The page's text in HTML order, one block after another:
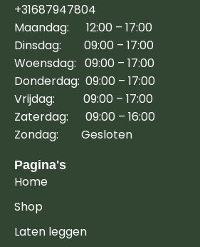
+31687947804
Maandag: 12:00 – 17:00
Dinsdag: 09:00 – 17:00
Woensdag: 09:00 – 17:00
Donderdag: 09:00 – 17:00
Vrijdag: 09:00 – 17:00
Zaterdag: 09:00 – 16:00
Zondag: Gesloten
Pagina's
Home
Shop
Laten leggen